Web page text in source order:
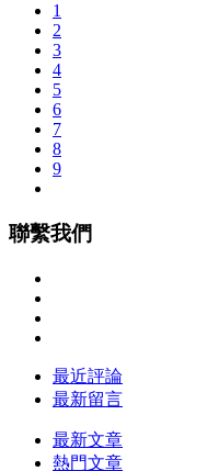
1
2
3
4
5
6
7
8
9
聯繫我們
最近評論
最新留言
最新文章
熱門文章